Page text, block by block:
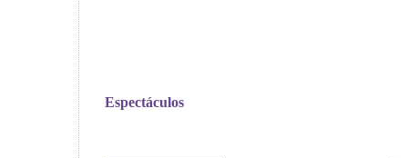
Espectáculos